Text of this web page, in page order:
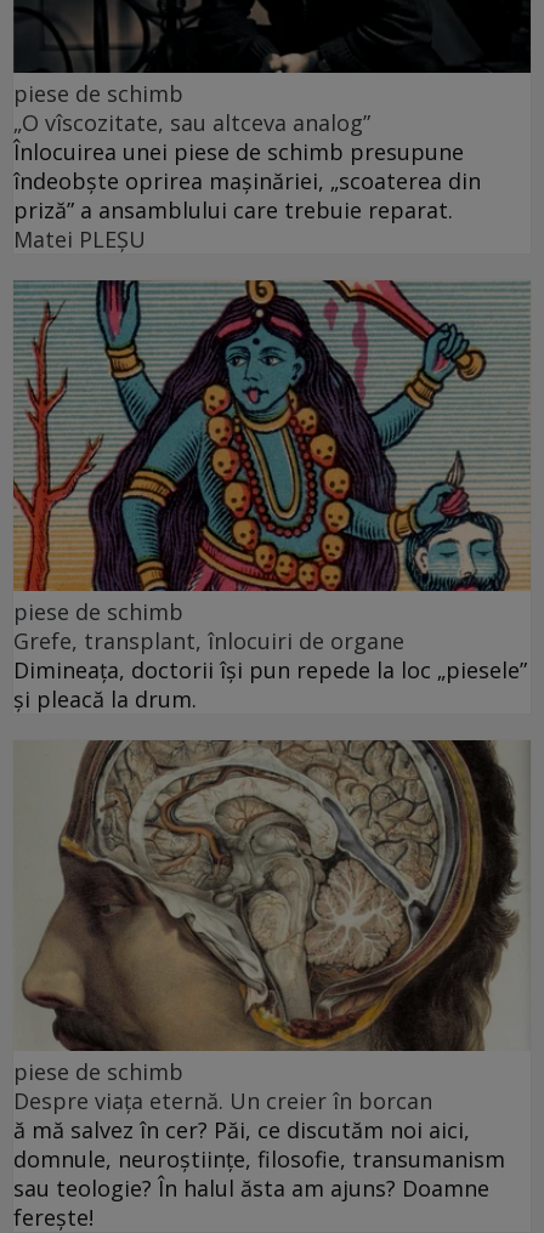
piese de schimb
„O vîscozitate, sau altceva analog”
Înlocuirea unei piese de schimb presupune
îndeobște oprirea mașinăriei, „scoaterea din
priză” a ansamblului care trebuie reparat.
Matei PLEŞU
piese de schimb
Grefe, transplant, înlocuiri de organe
Dimineața, doctorii își pun repede la loc „piesele”
și pleacă la drum.
piese de schimb
Despre viața eternă. Un creier în borcan
ă mă salvez în cer? Păi, ce discutăm noi aici,
domnule, neuroștiințe, filosofie, transumanism
sau teologie? În halul ăsta am ajuns? Doamne
ferește!